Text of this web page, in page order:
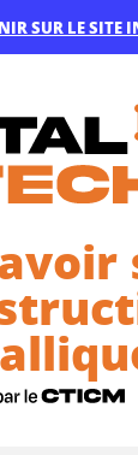
SUR LE SITE